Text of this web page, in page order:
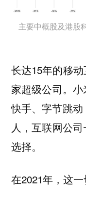
主要中概股及港股
长达15年的移
家超级公司。小
快手、字节跳
人，互联网公
选择。
在2021年，这一